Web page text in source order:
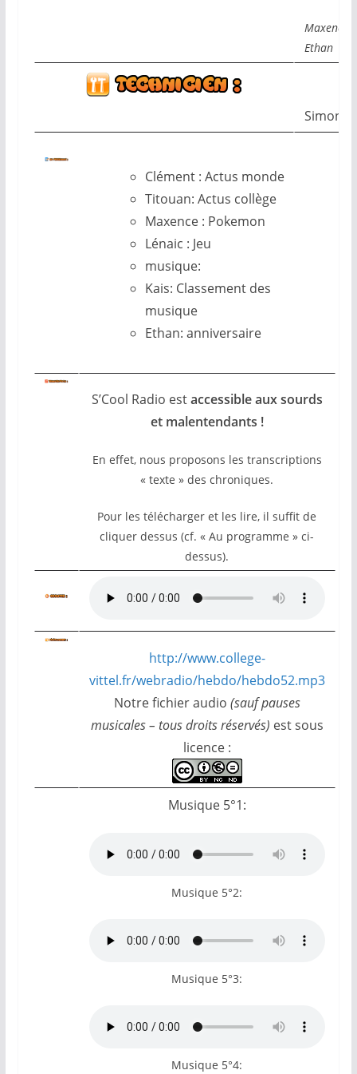
Maxence,
Ethan
Simon
Clément : Actus monde
Titouan: Actus collège
Maxence : Pokemon
Lénaic : Jeu
musique:
Kais: Classement des
musique
Ethan: anniversaire
S’Cool Radio estaccessible aux sourds
et malentendants !
En effet, nous proposons les transcriptions
« texte » des chroniques.
Pour les télécharger et les lire, il suffit de
cliquer dessus (cf. « Au programme » ci-
dessus).
http://www.college-
vittel.fr/webradio/hebdo/hebdo52.mp3
Notre fichier audio (sauf pauses
musicales – tous droits réservés) est sous
licence :
Musique 5°1:
Musique 5°2:
Musique 5°3:
Musique 5°4: